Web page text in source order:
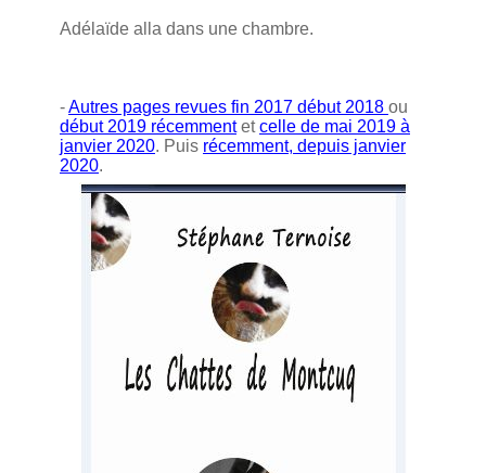
Adélaïde alla dans une chambre.
-Autres pages revues fin 2017 début 2018 ou
début 2019 récemmentetcelle de mai 2019 à
janvier 2020. Puis récemment, depuis janvier
2020.